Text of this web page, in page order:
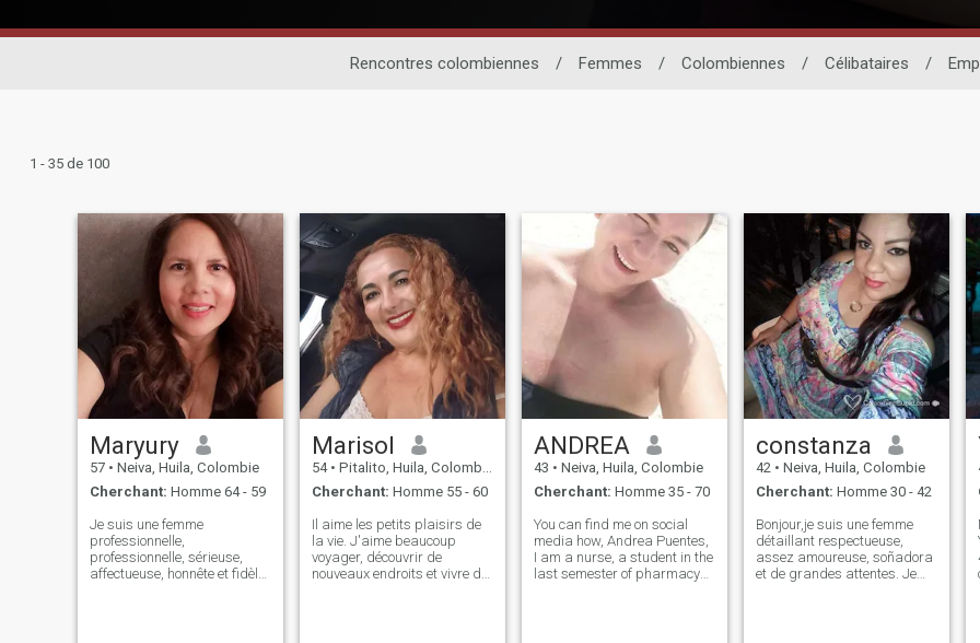
Rencontres colombiennes / Femmes / Colombiennes / Célibataires /
1 - 35 de 100
Maryury
57 • Neiva, Huila, Colombie
Cherchant: Homme 64 - 59
Je suis une femme
professionnelle,
professionnelle, sérieuse,
affectueuse, honnête et fidèle,
Marisol
54 • Pitalito, Huila, Colombie
Cherchant: Homme 55 - 60
Il aime les petits plaisirs de
la vie. J'aime beaucoup
voyager, découvrir de
nouveaux endroits et vivre de
ANDREA
43 • Neiva, Huila, Colombie
Cherchant: Homme 35 - 70
You can find me on social
media how, Andrea Puentes,
I am a nurse, a student in the
last semester of pharmacy
constanza
42 • Neiva, Huila, Colombie
Cherchant: Homme 30 - 42
Bonjour,je suis une femme
détaillant respectueuse,
assez amoureuse, soñadora
et de grandes attentes. Je